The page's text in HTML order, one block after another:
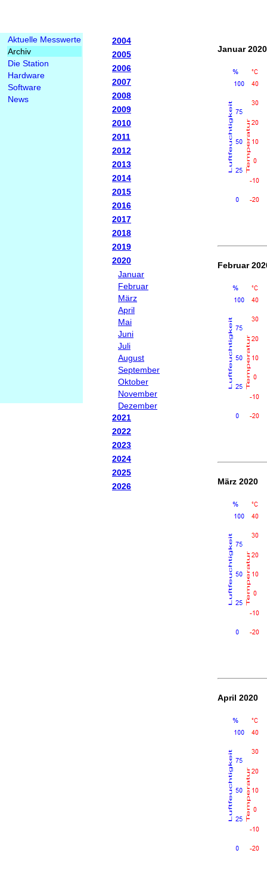
Aktuelle Messwerte
Archiv
Die Station
Hardware
Software
News
2004
2005
2006
2007
2008
2009
2010
2011
2012
2013
2014
2015
2016
2017
2018
2019
2020
Januar
Februar
März
April
Mai
Juni
Juli
August
September
Oktober
November
Dezember
2021
2022
2023
2024
2025
2026
Januar 2020
Februar
März 2020
April 2020